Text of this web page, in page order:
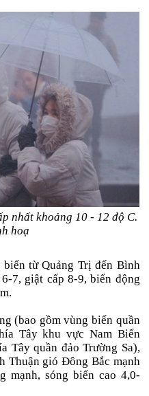
nhất khoảng 10 - 12 độ C.
hoạ
từ Quảng Trị đến Bình
7, giật cấp 8-9, biển động
(bao gồm vùng biển quần
Tây khu vực Nam Biển
Tây quần đảo Trường Sa),
Thuận gió Đông Bắc mạnh
mạnh, sóng biển cao 4,0-